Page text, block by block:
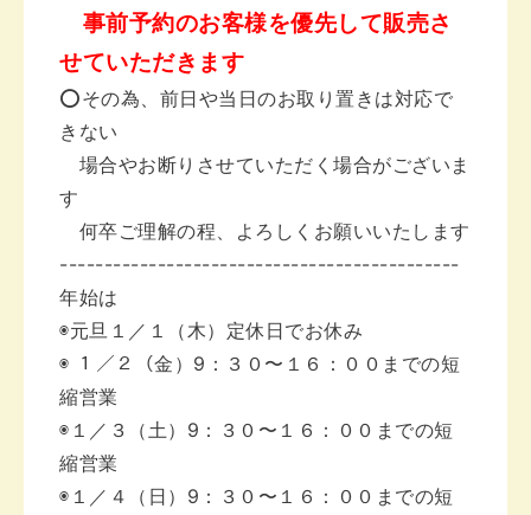
事前予約のお客様を優先して販売さ
せていただきます
⭕️その為、前日や当日のお取り置きは対応で
きない
場合やお断りさせていただく場合がございま
す
何卒ご理解の程、よろしくお願いいたします
---------------------------------------------
年始は
◉元旦１／１（木）定休日でお休み
◉ １／２（金）9：３０〜１６：００までの短
縮営業
◉１／３（土）9：３０〜１６：００までの短
縮営業
◉１／４（日）9：３０〜１６：００までの短